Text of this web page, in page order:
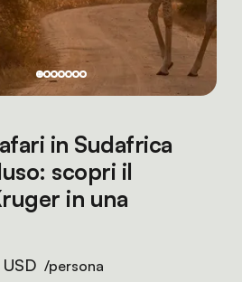
in Sudafrica
scopri il
in una
USD /persona